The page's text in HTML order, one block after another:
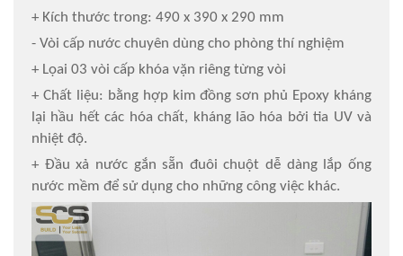
+ Kích thước trong: 490 x 390 x 290 mm
- Vòi cấp nước chuyên dùng cho phòng thí nghiệm
+ Lọai 03 vòi cấp khóa vặn riêng từng vòi
+ Chất liệu: bằng hợp kim đồng sơn phủ Epoxy kháng
lại hầu hết các hóa chất, kháng lão hóa bởi tia UV và
nhiệt độ.
+ Đầu xả nước gắn sẵn đuôi chuột dễ dàng lắp ống
nước mềm để sử dụng cho những công việc khác.